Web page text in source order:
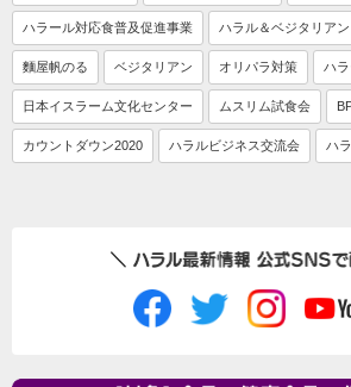
ハラール対応食普及促進事業 ハラル＆ベジタリアン
麵屋帆のる ベジタリアン オリパラ対策 ハ
日本イスラーム文化センター ムスリム試食会
カウントダウン2020 ハラルビジネス交流会 ハ